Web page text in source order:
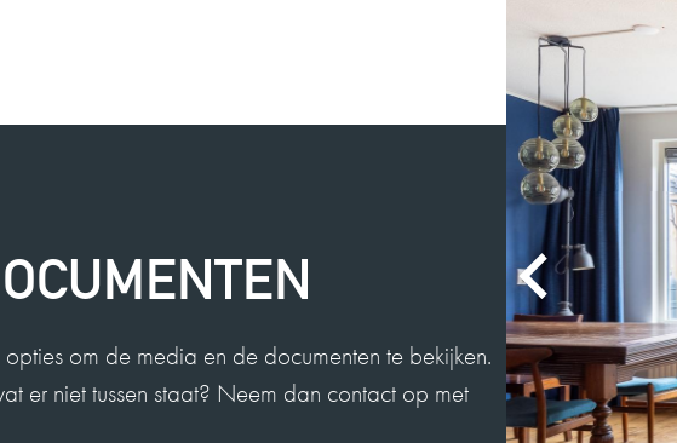
om de media en de documenten te bekijken.
er niet tussen staat? Neem dan contact op met
9
9